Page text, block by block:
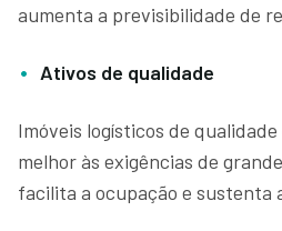
aumenta a previsibilidade de
Ativos de qualidade
Imóveis logísticos de
melhor às exigências de
facilita a ocupação e sustenta